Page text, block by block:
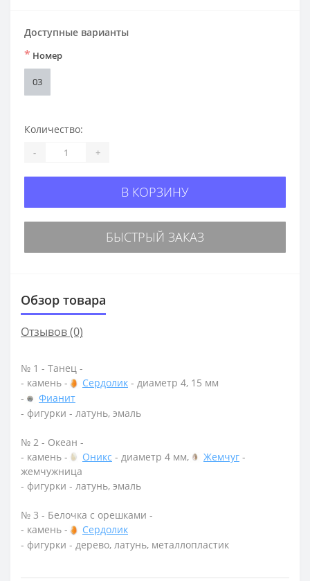
Доступные варианты
* Номер
03
Количество:
- +
В КОРЗИНУ
БЫСТРЫЙ ЗАКАЗ
Обзор товара
Отзывов (0)
№ 1 - Танец -
- камень -
Сердолик - диаметр 4, 15 мм
-
Фианит
- фигурки - латунь, эмаль
№ 2 - Океан -
- камень -
Оникс - диаметр 4 мм, Жемчуг -
жемчужница
- фигурки - латунь, эмаль
№ 3 - Белочка с орешками -
- камень -
Сердолик
- фигурки - дерево, латунь, металлопластик